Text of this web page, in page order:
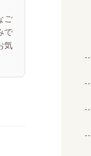
ご
で
気